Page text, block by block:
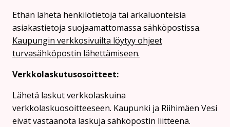
Ethän lähetä henkilötietoja tai arkaluonteisia
asiakastietoja suojaamattomassa sähköpostissa.
Kaupungin verkkosivuilta löytyy ohjeet
turvasähköpostin lähettämiseen.
Verkkolaskutusosoitteet:
Lähetä laskut verkkolaskuina
verkkolaskuosoitteeseen. Kaupunki ja Riihimäen Vesi
eivät vastaanota laskuja sähköpostin liitteenä.